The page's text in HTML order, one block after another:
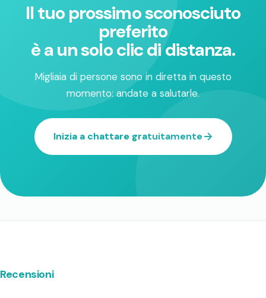
Il tuo prossimo sconosciuto
preferito
è a un solo clic di distanza.
Migliaia di persone sono in diretta in questo
momento: andate a salutarle.
Inizia a chattare gratuitamente
Recensioni